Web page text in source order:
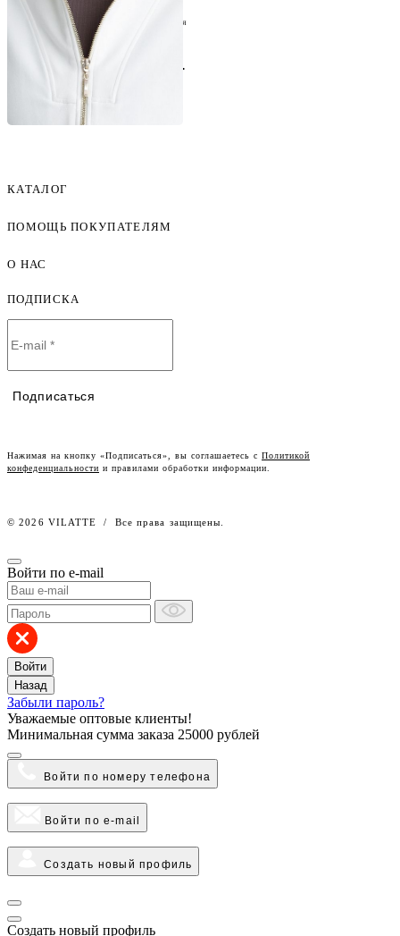
ОТ ПРОИЗВОДИТЕЛЯ
8 (804) 700-20-66
Бесплатно по всей России
КАТАЛОГ
Женская одежда оптом
ПОМОЩЬ ПОКУПАТЕЛЯМ
Оплата и доставка
Договор-оферта
Условия сотрудничества
О НАС
Lookbook
Работа в компании
ПОДПИСКА
Подписаться
Нажимая на кнопку «Подписаться», вы соглашаетесь с Политикой
конфеденциальности и правилами обработки информации.
© 2026 VILATTE / Все права защищены.
Войти по e-mail
Войти
Назад
Забыли пароль?
Уважаемые оптовые клиенты!
Минимальная сумма заказа 25000 рублей
Войти по номеру телефона
Войти по e-mail
Создать новый профиль
Создать новый профиль